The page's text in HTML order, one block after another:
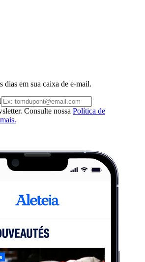
dias em sua caixa de e-mail.
Consulte nossa Política de